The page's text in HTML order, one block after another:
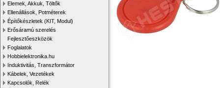
Elemek, Akkuk, Töltők
Ellenállások, Potméterek
Építőkészletek (KIT, Modul)
Erősáramú szerelés
Fejlesztőeszközök
Foglalatok
Hobbielektronika.hu
Induktivitás, Transzformátor
Kábelek, Vezetékek
Kapcsolók, Relék